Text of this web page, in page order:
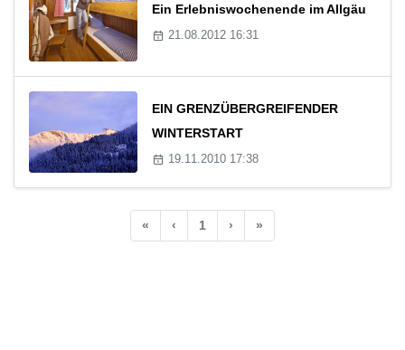
Ein Erlebniswochenende im Allgäu
21.08.2012 16:31
EIN GRENZÜBERGREIFENDER
WINTERSTART
19.11.2010 17:38
« ‹ 1 › »